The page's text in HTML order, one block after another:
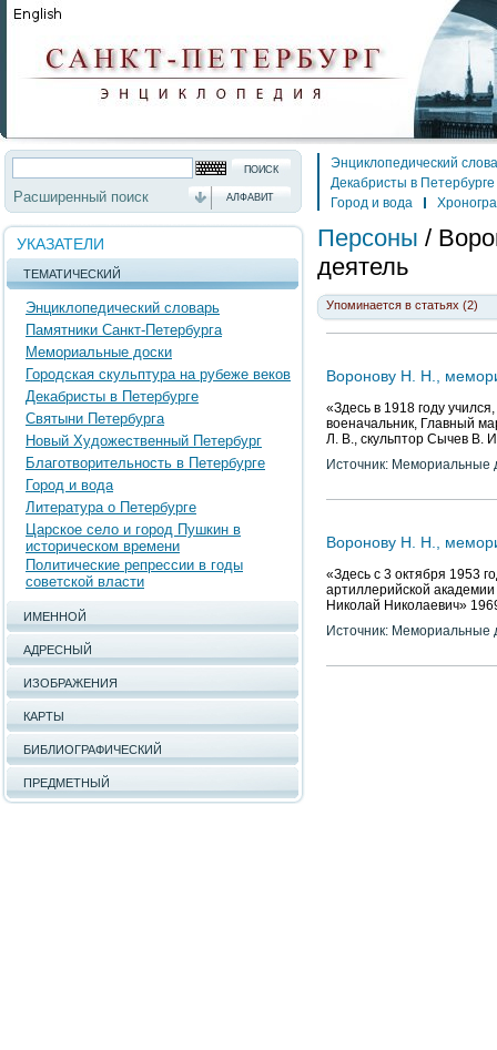
Расширенный поиск АЛФАВИТ
УКАЗАТЕЛИ
ТЕМАТИЧЕСКИЙ
Энциклопедический словарь
Памятники Санкт-Петербурга
Мемориальные доски
Городская скульптура на рубеже веков
Декабристы в Петербурге
Святыни Петербурга
Новый Художественный Петербург
Благотворительность в Петербурге
Город и вода
Литература о Петербурге
Царское село и город Пушкин в
историческом времени
Политические репрессии в годы
советской власти
ИМЕННОЙ
АДРЕСНЫЙ
ИЗОБРАЖЕНИЯ
КАРТЫ
БИБЛИОГРАФИЧЕСКИЙ
ПРЕДМЕТНЫЙ
Энциклопедический
Декабристы в Петербурге
Город и вода
Персоны /
деятель
Упоминается в статьях (2)
Воронову Н. Н.,
«Здесь в 1918 году
военачальник, Главный
Л. В., скульптор Сычев В.
Источник: Мемориальные
Воронову Н. Н.,
«Здесь с 3 октября 1953
артиллерийской
Николай Николаевич»
Источник: Мемориальные